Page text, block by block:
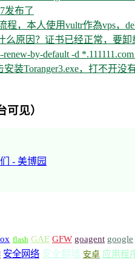
发布了
程，本人使用vultr作為vps，
么原因？证书已经正常，要卸
renew-by-default -d
装Toranger3.exe，打不开没
可见）
- 美博园
flash GAE GFW goagent google
安全网络 安全翻墙 安卓 应用程